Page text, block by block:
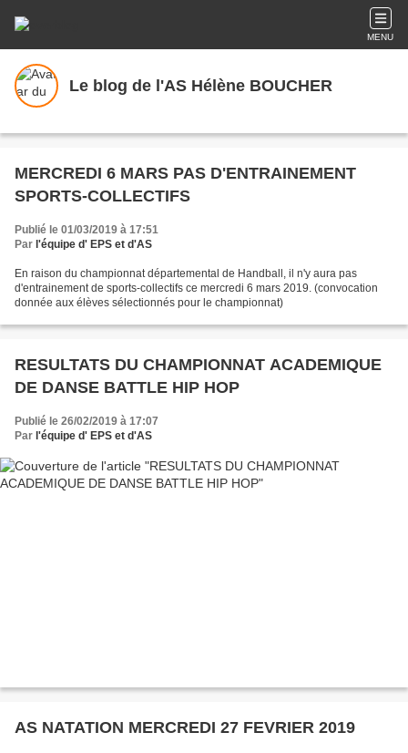
MENU
Le blog de l'AS Hélène BOUCHER
MERCREDI 6 MARS PAS D'ENTRAINEMENT
SPORTS-COLLECTIFS
Publié le 01/03/2019 à 17:51
Par l'équipe d' EPS et d'AS
En raison du championnat départemental de Handball, il n'y aura pas
d'entrainement de sports-collectifs ce mercredi 6 mars 2019. (convocation
donnée aux élèves sélectionnés pour le championnat)
RESULTATS DU CHAMPIONNAT ACADEMIQUE
DE DANSE BATTLE HIP HOP
Publié le 26/02/2019 à 17:07
Par l'équipe d' EPS et d'AS
AS NATATION MERCREDI 27 FEVRIER 2019